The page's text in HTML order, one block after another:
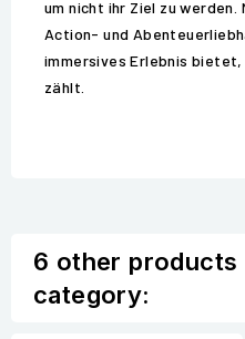
um nicht ihr Ziel zu
Action- und
immersives Erlebnis
zählt.
6 other products
category: